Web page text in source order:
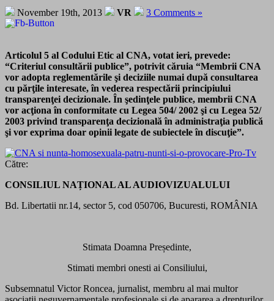
November 19th, 2013 VR 3 Comments »
Articolul 5 al Codului Etic al CNA, votat ieri, prevede:
“Criteriul consultării publice”, potrivit căruia “Membrii CNA
vor adopta reglementările şi deciziile numai după consultarea
cu părţile interesate, în vederea respectării principiului
transparenţei decizionale. În şedinţele publice, membrii CNA
vor acţiona în conformitate cu Legea 504/ 2002 şi cu Legea 52/
2003 privind transparenţa decizională în administraţia publică
şi vor exprima doar opinii legate de subiectele în discuţie”.
Către:
CONSILIUL NAȚIONAL AL AUDIOVIZUALULUI
Bd. Libertatii nr.14, sector 5, cod 050706, Bucuresti, ROMÂNIA
Stimata Doamna Președinte,
Stimati membri onesti ai Consiliului,
Subsemnatul Victor Roncea, jurnalist, membru al mai multor